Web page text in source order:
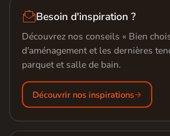
Besoin d'inspiration ?
Découvrez nos conseils « Bien
d'aménagement et les dernières
parquet et salle de bain.
Découvrir nos inspirations